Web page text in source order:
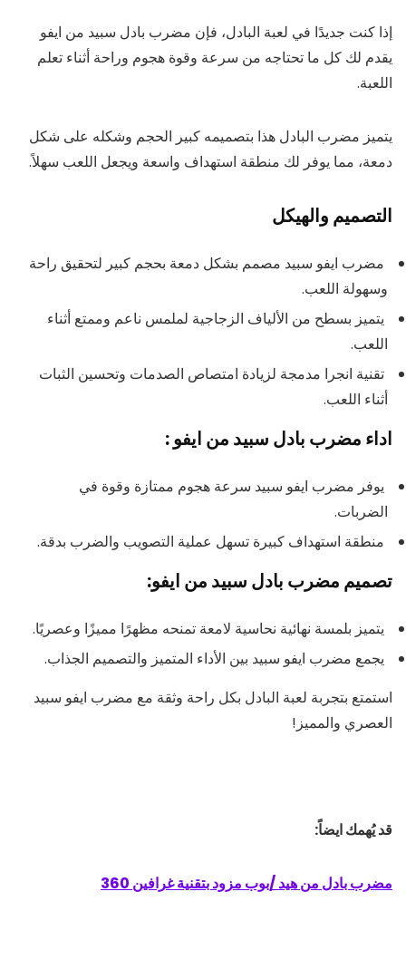
إذا كنت جديدًا في لعبة البادل، فإن مضرب بادل سبيد من ايفو
يقدم لك كل ما تحتاجه من سرعة وقوة هجوم وراحة أثناء تعلم
اللعبة.
يتميز مضرب البادل هذا بتصميمه كبير الحجم وشكله على شكل
دمعة، مما يوفر لك منطقة استهداف واسعة ويجعل اللعب سهلاً.
التصميم والهيكل
مضرب ايفو سبيد مصمم بشكل دمعة بحجم كبير لتحقيق راحة
وسهولة اللعب.
يتميز بسطح من الألياف الزجاجية لملمس ناعم وممتع أثناء
اللعب.
تقنية انجرا مدمجة لزيادة امتصاص الصدمات وتحسين الثبات
أثناء اللعب.
اداء مضرب بادل سبيد من ايفو :
يوفر مضرب ايفو سبيد سرعة هجوم ممتازة وقوة في
الضربات.
منطقة استهداف كبيرة تسهل عملية التصويب والضرب بدقة.
تصميم مضرب بادل سبيد من ايفو:
يتميز بلمسة نهائية نحاسية لامعة تمنحه مظهرًا مميزًا وعصريًا.
يجمع مضرب ايفو سبيد بين الأداء المتميز والتصميم الجذاب.
استمتع بتجربة لعبة البادل بكل راحة وثقة مع مضرب ايفو سبيد
العصري والمميز!
قد يُهمك ايضاً:
مضرب بادل من هيد /بوب مزود بتقنية غرافين 360